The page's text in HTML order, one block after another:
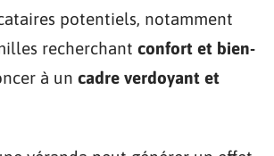
potentiels, notamment
recherchant confort et bien-
à un cadre verdoyant et